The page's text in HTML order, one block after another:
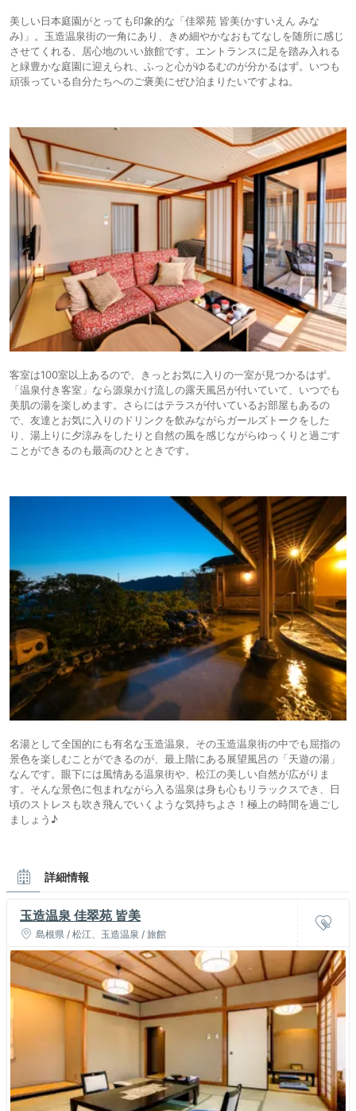
美しい日本庭園がとっても印象的な「佳翠苑 皆美(かすいえん みな
み)」。玉造温泉街の一角にあり、きめ細やかなおもてなしを随所に感じ
させてくれる、居心地のいい旅館です。エントランスに足を踏み入れる
と緑豊かな庭園に迎えられ、ふっと心がゆるむのが分かるはず。いつも
頑張っている自分たちへのご褒美にぜひ泊まりたいですよね。
客室は100室以上あるので、きっとお気に入りの一室が見つかるはず。
「温泉付き客室」なら源泉かけ流しの露天風呂が付いていて、いつでも
美肌の湯を楽しめます。さらにはテラスが付いているお部屋もあるの
で、友達とお気に入りのドリンクを飲みながらガールズトークをした
り、湯上りに夕涼みをしたりと自然の風を感じながらゆっくりと過ごす
ことができるのも最高のひとときです。
名湯として全国的にも有名な玉造温泉。その玉造温泉街の中でも屈指の
景色を楽しむことができるのが、最上階にある展望風呂の「天遊の湯」
なんです。眼下には風情ある温泉街や、松江の美しい自然が広がりま
す。そんな景色に包まれながら入る温泉は身も心もリラックスでき、日
頃のストレスも吹き飛んでいくような気持ちよさ！極上の時間を過ごし
ましょう♪
詳細情報
玉造温泉 佳翠苑 皆美
島根県 / 松江、玉造温泉 / 旅館